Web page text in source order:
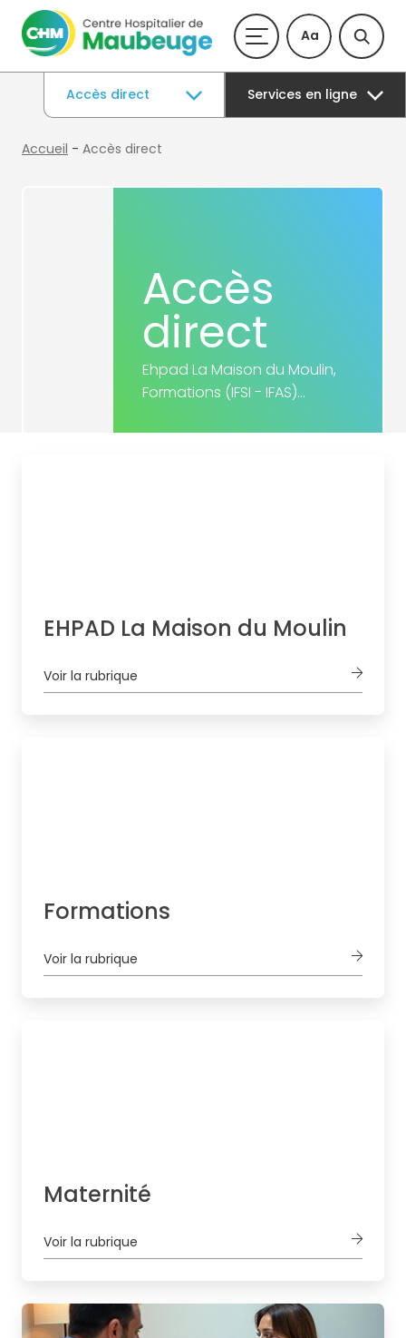
Aa
Accès direct Services en ligne
Accueil - Accès direct
Accès
direct
Ehpad La Maison du Moulin,
Formations (IFSI - IFAS)...
EHPAD La Maison du Moulin
Voir la rubrique
Formations
Voir la rubrique
Maternité
Voir la rubrique